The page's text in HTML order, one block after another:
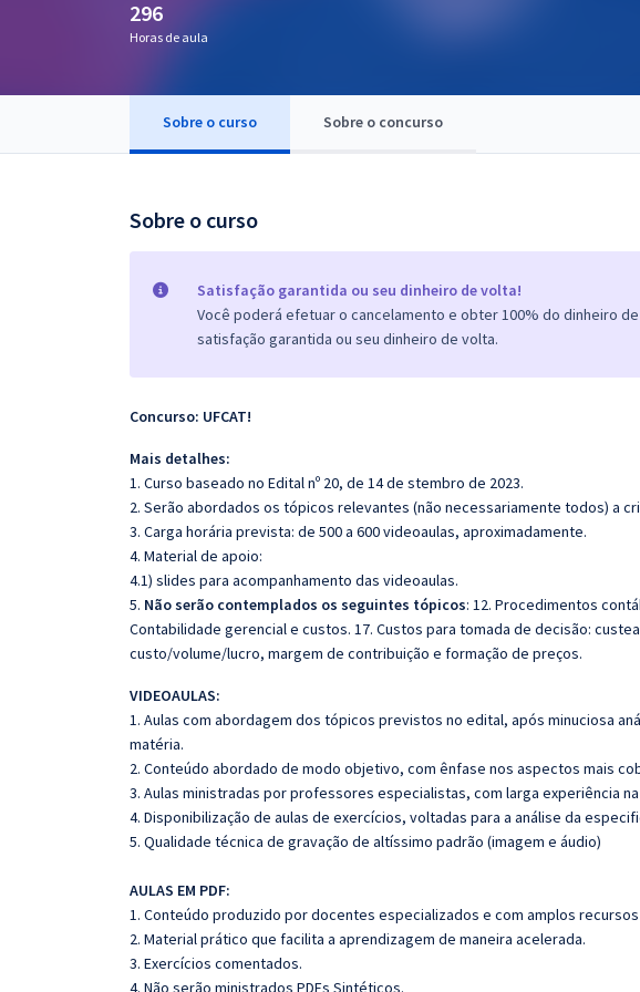
Questões grátis
296
Horas de aula
Sobre o curso Sobre o concurso
Sobre o curso
Satisfação garantida ou seu dinheiro de volta!
Você poderá efetuar o cancelamento e obter 100% do dinheiro
satisfação garantida ou seu dinheiro de volta.
Concurso: UFCAT!
Mais detalhes:
1. Curso baseado no Edital nº 20, de 14 de stembro de 2023.
2. Serão abordados os tópicos relevantes (não necessariamente todos) a
3. Carga horária prevista: de 500 a 600 videoaulas, aproximadamente.
4. Material de apoio:
4.1) slides para acompanhamento das videoaulas.
5. Não serão contemplados os seguintes tópicos: 12. Procedimentos
Contabilidade gerencial e custos. 17. Custos para tomada de decisão:
custo/volume/lucro, margem de contribuição e formação de preços.
VIDEOAULAS:
1. Aulas com abordagem dos tópicos previstos no edital, após minuciosa
matéria.
2. Conteúdo abordado de modo objetivo, com ênfase nos aspectos mais
3. Aulas ministradas por professores especialistas, com larga experiência
4. Disponibilização de aulas de exercícios, voltadas para a análise da
5. Qualidade técnica de gravação de altíssimo padrão (imagem e áudio)
AULAS EM PDF:
1. Conteúdo produzido por docentes especializados e com amplos
2. Material prático que facilita a aprendizagem de maneira acelerada.
3. Exercícios comentados.
4. Não serão ministrados PDFs Sintéticos.